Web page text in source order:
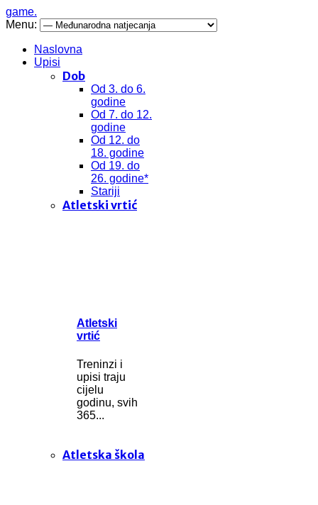
game.
Menu:
Naslovna
Upisi
Dob
Od 3. do 6.
godine
Od 7. do 12.
godine
Od 12. do
18. godine
Od 19. do
26. godine*
Stariji
Atletski vrtić
Atletski
vrtić
Treninzi i
upisi traju
cijelu
godinu, svih
365...
Atletska škola